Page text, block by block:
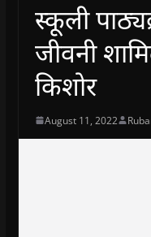
स्कूली
जीवनी
किशोर
August 11, 2022